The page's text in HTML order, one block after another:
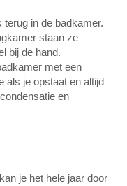
terug in de badkamer.
staan ze
bij de hand.
met een
als je opstaat en altijd
en
je het hele jaar door